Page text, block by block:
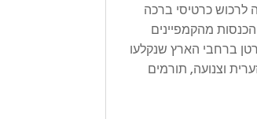
לרכוש כרטיסי ברכה
מהקמפיינים
ברחבי הארץ שנקלעו
וצנועה, תורמים